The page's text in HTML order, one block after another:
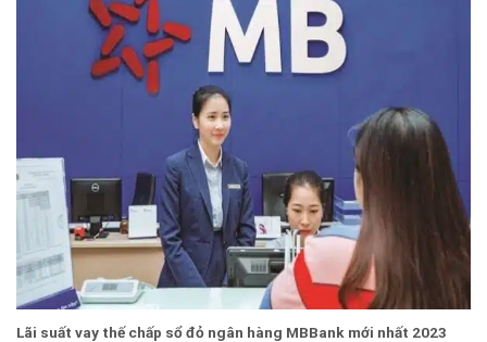
Lãi suất vay thế chấp sổ đỏ ngân hàng MBBank mới nhất 2023